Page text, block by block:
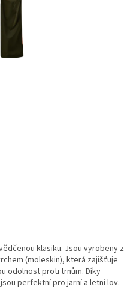
klasiku. Jsou vyrobeny z
(moleskin), která zajišťuje
odolnost proti trnům. Díky
perfektní pro jarní a letní lov.